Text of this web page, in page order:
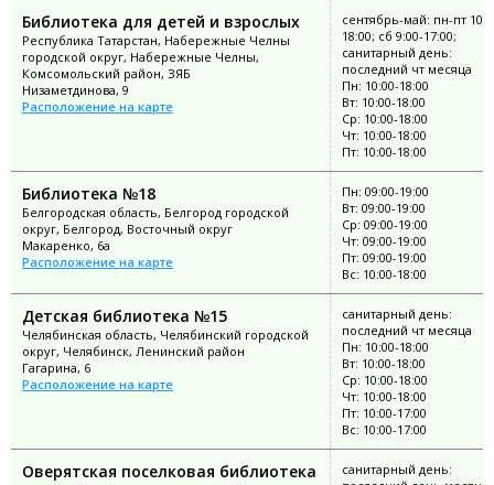
Библиотека для детей и взрослых
Республика Татарстан, Набережные Челны
городской округ, Набережные Челны,
Комсомольский район, ЗЯБ
Низаметдинова, 9
Расположение на карте
сентябрь-май: пн-пт
18:00; сб 9:00-17:00;
санитарный день:
последний чт месяца
Пн: 10:00-18:00
Вт: 10:00-18:00
Ср: 10:00-18:00
Чт: 10:00-18:00
Пт: 10:00-18:00
Библиотека №18
Белгородская область, Белгород городской
округ, Белгород, Восточный округ
Макаренко, 6а
Расположение на карте
Пн: 09:00-19:00
Вт: 09:00-19:00
Ср: 09:00-19:00
Чт: 09:00-19:00
Пт: 09:00-19:00
Вс: 10:00-18:00
Детская библиотека №15
Челябинская область, Челябинский городской
округ, Челябинск, Ленинский район
Гагарина, 6
Расположение на карте
санитарный день:
последний чт месяца
Пн: 10:00-18:00
Вт: 10:00-18:00
Ср: 10:00-18:00
Чт: 10:00-18:00
Пт: 10:00-17:00
Вс: 10:00-17:00
Оверятская поселковая библиотека
санитарный день: